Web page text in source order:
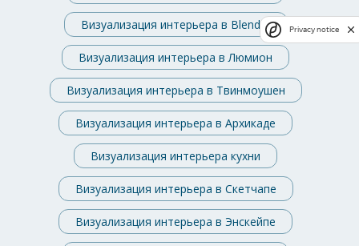
Визуализация интерьера в Blender
Визуализация интерьера в Люмион
Визуализация интерьера в Твинмоушен
Визуализация интерьера в Архикаде
Визуализация интерьера кухни
Визуализация интерьера в Скетчапе
Визуализация интерьера в Энскейпе
Privacy notice